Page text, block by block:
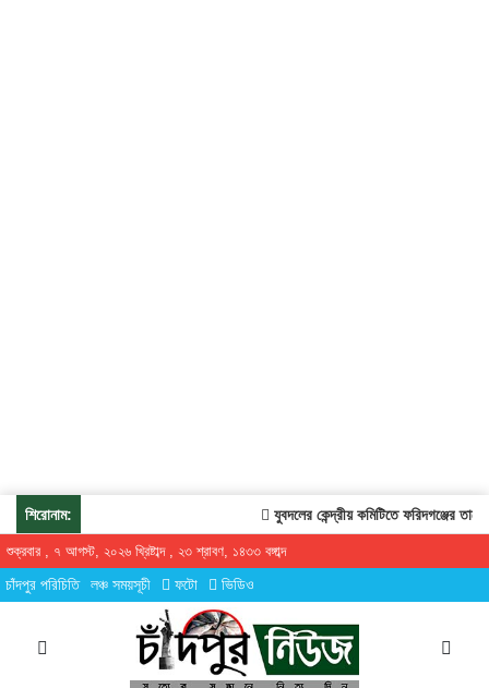
শিরোনাম: যুবদলের কেন্দ্রীয় কমিটিতে ফরিদগঞ্জের
শুক্রবার , ৭ আগস্ট, ২০২৬ খ্রিষ্টাব্দ , ২৩ শ্রাবণ, ১৪৩৩ বঙ্গাব্দ
চাঁদপুর পরিচিতি লঞ্চ সময়সূচী ফটো ভিডিও